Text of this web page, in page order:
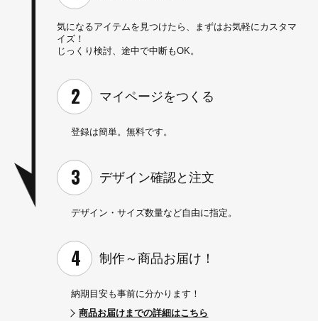
気になるアイテムを見つけたら、
まずはお気軽にカスタマ
イズ！
じっくり検討、途中で中断もOK。
マイページをつくる
登録は簡単。無料です。
デザイン確認と注文
デザイン・サイズ数量など自由に指定。
制作～商品お届け！
納期目安も事前に分かります！
商品お届けまでの詳細はこちら